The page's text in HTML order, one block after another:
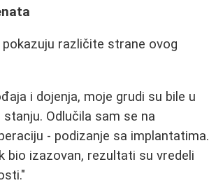
različite strane ovog
i dojenja, moje grudi su bile u
Odlučila sam se na
- podizanje sa implantatima.
bio izazovan, rezultati su vredeli